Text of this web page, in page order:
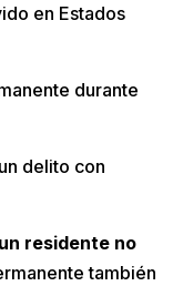
en Estados
durante
delito con
residente no
también